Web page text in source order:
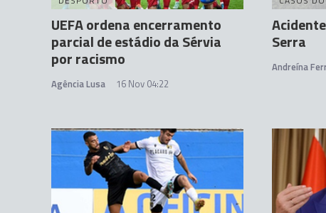
UEFA ordena encerramento
parcial de estádio da Sérvia
por racismo
Agência Lusa 16 Nov 04:22
Serra
Andreína